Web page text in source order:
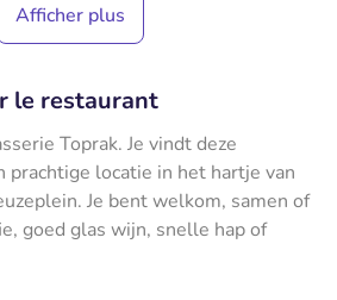
Afficher plus
le restaurant
Toprak. Je vindt deze
prachtige locatie in het hartje van
Je bent welkom, samen of
goed glas wijn, snelle hap of